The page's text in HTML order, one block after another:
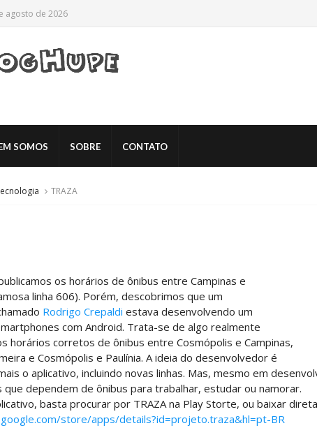
agosto de 2026
SOMOS SOBRE CONTATO
TRAZA
os horários de ônibus entre Campinas e
linha 606). Porém, descobrimos que um
Rodrigo Crepaldi estava desenvolvendo um
com Android. Trata-se de algo realmente
horários corretos de ônibus entre Cosmópolis e Campinas,
e Cosmópolis e Paulínia. A ideia do desenvolvedor é
o aplicativo, incluindo novas linhas. Mas, mesmo em
que dependem de ônibus para trabalhar, estudar ou namorar.
basta procurar por TRAZA na Play Storte, ou baixar
store/apps/details?id=projeto.traza&hl=pt-BR